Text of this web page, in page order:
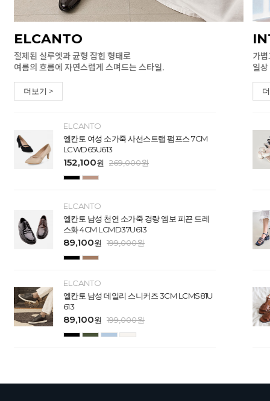
ELCANTO
절제된 실루엣과 균형 잡힌 형태로
여름의 흐름에 자연스럽게 스며드는 스타일.
더보기 >
ELCANTO
엘칸토 여성 소가죽 사선스트랩 펌프스 7CM
LCWD65U613
152,100원 269,000원
ELCANTO
엘칸토 남성 천연 소가죽 경량 엠보 피끈 드레
스화 4CM LCMD37U613
89,100원 199,000원
ELCANTO
엘칸토 남성 데일리 스니커즈 3CM LCMS81U
613
89,100원 199,000원
가
일